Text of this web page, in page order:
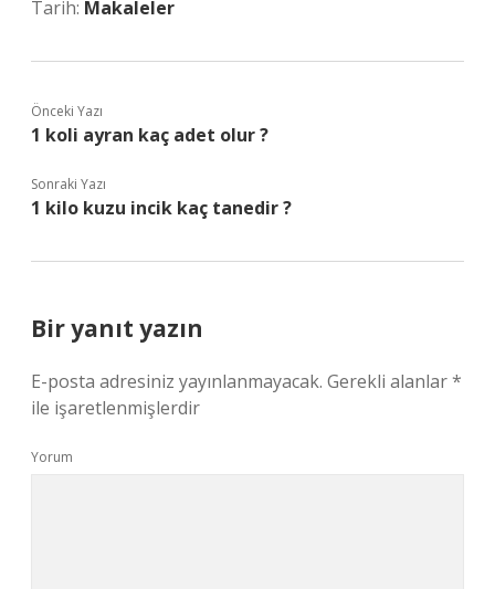
Tarih: Makaleler
Önceki Yazı
1 koli ayran kaç adet olur ?
Sonraki Yazı
1 kilo kuzu incik kaç tanedir ?
Bir yanıt yazın
E-posta adresiniz yayınlanmayacak. Gerekli alanlar*
ile işaretlenmişlerdir
Yorum